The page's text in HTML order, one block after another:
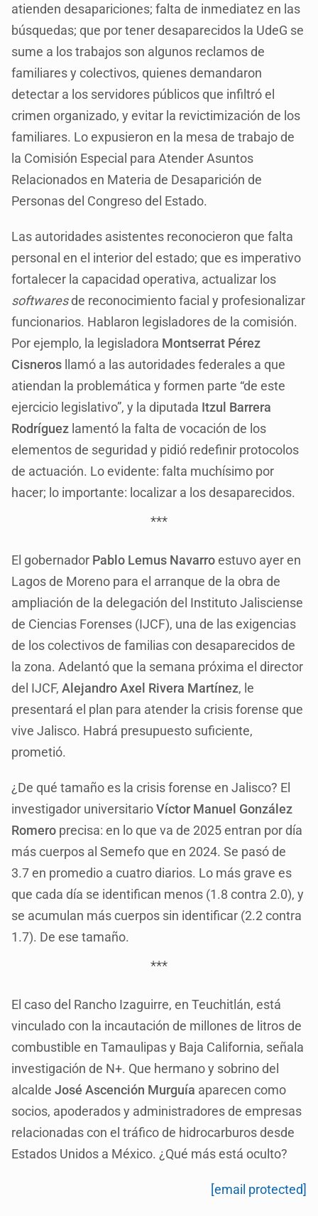
atienden desapariciones; falta de inmediatez en las
búsquedas; que por tener desaparecidos la UdeG se
sume a los trabajos son algunos reclamos de
familiares y colectivos, quienes demandaron
detectar a los servidores públicos que infiltró el
crimen organizado, y evitar la revictimización de los
familiares. Lo expusieron en la mesa de trabajo de
la Comisión Especial para Atender Asuntos
Relacionados en Materia de Desaparición de
Personas del Congreso del Estado.
Las autoridades asistentes reconocieron que falta
personal en el interior del estado; que es imperativo
fortalecer la capacidad operativa, actualizar los
softwaresde reconocimiento facial y profesionalizar
funcionarios. Hablaron legisladores de la comisión.
Por ejemplo, la legisladora Montserrat Pérez
Cisneros llamó a las autoridades federales a que
atiendan la problemática y formen parte “de este
ejercicio legislativo”, y la diputada Itzul Barrera
Rodríguez lamentó la falta de vocación de los
elementos de seguridad y pidió redefinir protocolos
de actuación. Lo evidente: falta muchísimo por
hacer; lo importante: localizar a los desaparecidos.
***
El gobernador Pablo Lemus Navarroestuvo ayer en
Lagos de Moreno para el arranque de la obra de
ampliación de la delegación del Instituto Jalisciense
de Ciencias Forenses (IJCF), una de las exigencias
de los colectivos de familias con desaparecidos de
la zona. Adelantó que la semana próxima el director
del IJCF,Alejandro Axel Rivera Martínez, le
presentará el plan para atender la crisis forense que
vive Jalisco. Habrá presupuesto suficiente,
prometió.
¿De qué tamaño es la crisis forense en Jalisco? El
investigador universitarioVíctor Manuel González
Romero precisa: en lo que va de 2025 entran por día
más cuerpos al Semefo que en 2024. Se pasó de
3.7 en promedio a cuatro diarios. Lo más grave es
que cada día se identifican menos (1.8 contra 2.0), y
se acumulan más cuerpos sin identificar (2.2 contra
1.7). De ese tamaño.
***
El caso del Rancho Izaguirre, en Teuchitlán, está
vinculado con la incautación de millones de litros de
combustible en Tamaulipas y Baja California, señala
investigación de N+. Que hermano y sobrino del
alcaldeJosé Ascención Murguía aparecen como
socios, apoderados y administradores de empresas
relacionadas con el tráfico de hidrocarburos desde
Estados Unidos a México. ¿Qué más está oculto?
[email protected]